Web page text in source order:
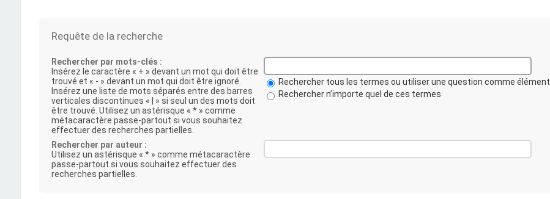
Requête de la recherche
Rechercher par mots-clés :
Insérez le caractère « + » devant un mot qui doit être
trouvé et « - » devant un mot qui doit être ignoré.
Insérez une liste de mots séparés entre des barres
verticales discontinues « | » si seul un des mots doit
être trouvé. Utilisez un astérisque « * » comme
métacaractère passe-partout si vous souhaitez
effectuer des recherches partielles.
Rechercher tous les termes ou utiliser une question comme élément
Rechercher n’importe quel de ces termes
Rechercher par auteur :
Utilisez un astérisque « * » comme métacaractère
passe-partout si vous souhaitez effectuer des
recherches partielles.